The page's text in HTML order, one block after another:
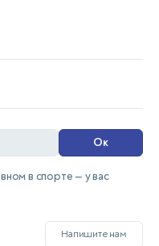
Ок
в спорте — у вас
Напишите нам